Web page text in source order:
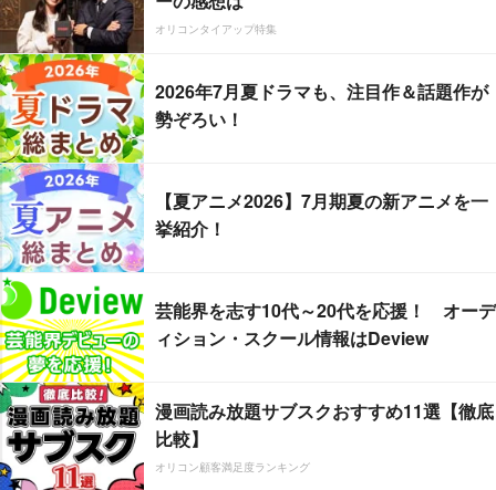
オリコンタイアップ特集
2026年7月夏ドラマも、注目作＆話題作が
勢ぞろい！
【夏アニメ2026】7月期夏の新アニメを一
挙紹介！
芸能界を志す10代～20代を応援！ オーデ
ィション・スクール情報はDeview
漫画読み放題サブスクおすすめ11選【徹底
比較】
オリコン顧客満足度ランキング